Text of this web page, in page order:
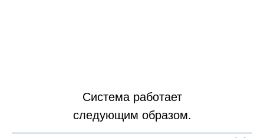
Система работает
следующим образом.